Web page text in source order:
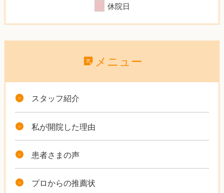
休院日
メニュー
スタッフ紹介
私が開院した理由
患者さまの声
プロからの推薦状